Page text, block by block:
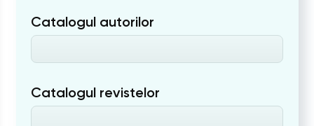
Catalogul autorilor
Catalogul revistelor